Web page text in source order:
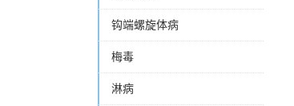
钩端螺旋体病
梅毒
淋病